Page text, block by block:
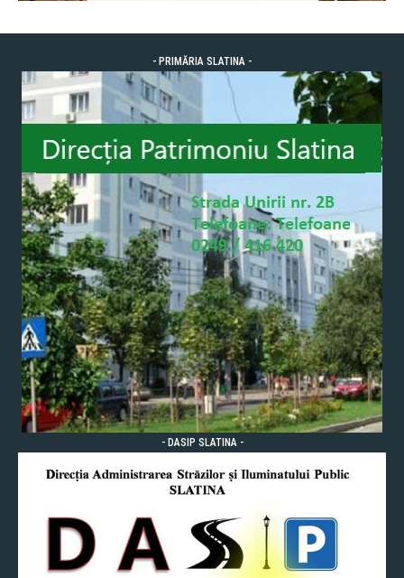
- PRIMĂRIA SLATINA -
- DASIP SLATINA -